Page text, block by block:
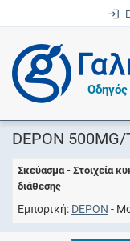
DEPON
Σκεύασμα - Στοιχεία
διάθεσης
Εμπορική DEPON